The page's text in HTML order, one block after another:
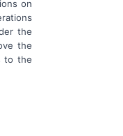
on
the
the
to the